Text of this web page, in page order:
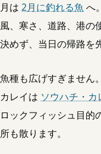
月は 2月に釣れる魚 へ
風、寒さ、道路、港の
決めず、当日の帰路を
魚種も広げすぎません
カレイは ソウハチ・カ
ロックフィッシュ目的
所も散ります。